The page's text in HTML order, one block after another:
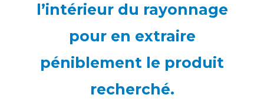
l’intérieur du rayonnage
pour en extraire
péniblement le produit
recherché.